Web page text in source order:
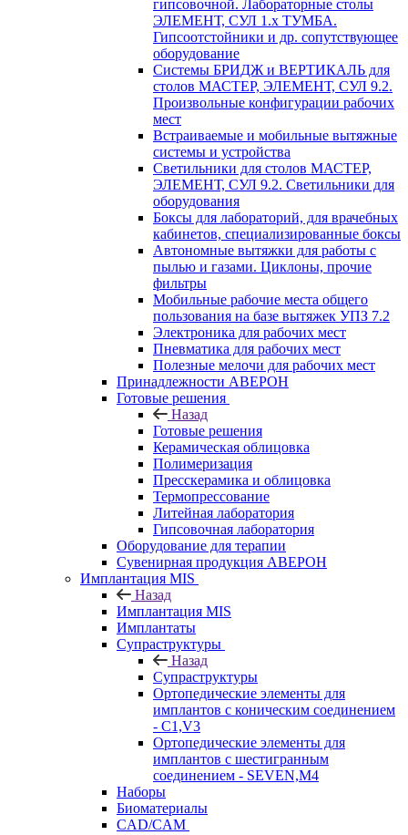
гипсовочной. Лабораторные столы
ЭЛЕМЕНТ, СУЛ 1.х ТУМБА.
Гипсоотстойники и др. сопутствующее
оборудование
Системы БРИДЖ и ВЕРТИКАЛЬ для
столов МАСТЕР, ЭЛЕМЕНТ, СУЛ 9.2.
Произвольные конфигурации рабочих
мест
Встраиваемые и мобильные вытяжные
системы и устройства
Светильники для столов МАСТЕР,
ЭЛЕМЕНТ, СУЛ 9.2. Светильники для
оборудования
Боксы для лабораторий, для врачебных
кабинетов, специализированные боксы
Автономные вытяжки для работы с
пылью и газами. Циклоны, прочие
фильтры
Мобильные рабочие места общего
пользования на базе вытяжек УПЗ 7.2
Электроника для рабочих мест
Пневматика для рабочих мест
Полезные мелочи для рабочих мест
Принадлежности АВЕРОН
Готовые решения
Назад
Готовые решения
Керамическая облицовка
Полимеризация
Пресскерамика и облицовка
Термопрессование
Литейная лаборатория
Гипсовочная лаборатория
Оборудование для терапии
Сувенирная продукция АВЕРОН
Имплантация MIS
Назад
Имплантация MIS
Имплантаты
Супраструктуры
Назад
Супраструктуры
Ортопедические элементы для
имплантов с коническим соединением
- C1,V3
Ортопедические элементы для
имплантов с шестигранным
соединением - SEVEN,M4
Наборы
Биоматериалы
CAD/CAM